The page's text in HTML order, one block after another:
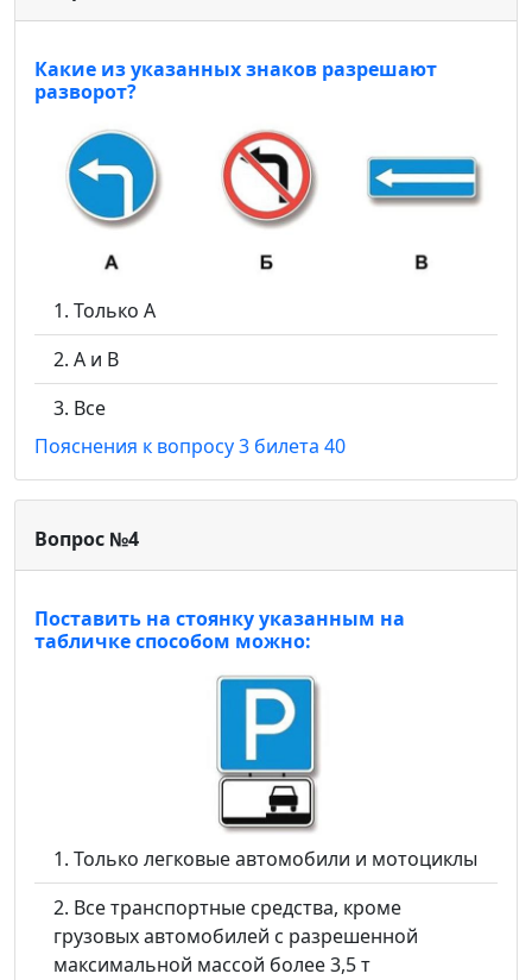
Какие из указанных знаков разрешают
разворот?
Только А
А и В
Все
Пояснения к вопросу 3 билета 40
Вопрос №4
Поставить на стоянку указанным на
табличке способом можно:
Только легковые автомобили и мотоциклы
Все транспортные средства, кроме
грузовых автомобилей с разрешенной
максимальной массой более 3,5 т